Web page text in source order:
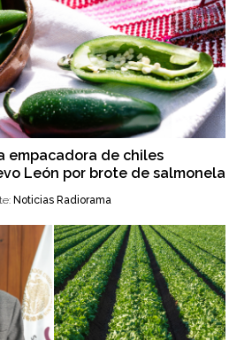
empacadora de chiles
León por brote de salmonela
Noticias Radiorama